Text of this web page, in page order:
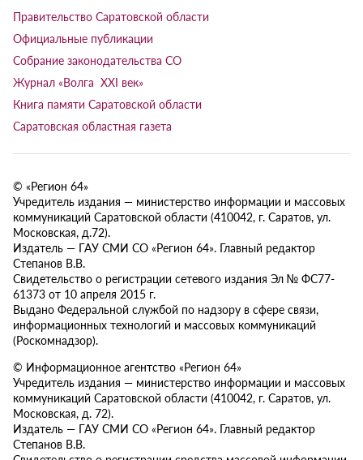
Правительство Саратовской области
Официальные публикации
Собрание законодательства СО
Журнал «Волга XXI век»
Книга памяти Саратовской области
Саратовская областная газета
© «Регион 64»
Учредитель издания — министерство информации и массовых
коммуникаций Саратовской области (410042, г. Саратов, ул.
Московская, д.72).
Издатель — ГАУ СМИ СО «Регион 64». Главный редактор
Степанов В.В.
Свидетельство о регистрации сетевого издания Эл № ФС77-
61373 от 10 апреля 2015 г.
Выдано Федеральной службой по надзору в сфере связи,
информационных технологий и массовых коммуникаций
(Роскомнадзор).
© Информационное агентство «Регион 64»
Учредитель издания — министерство информации и массовых
коммуникаций Саратовской области (410042, г. Саратов, ул.
Московская, д. 72).
Издатель — ГАУ СМИ СО «Регион 64». Главный редактор
Степанов В.В.